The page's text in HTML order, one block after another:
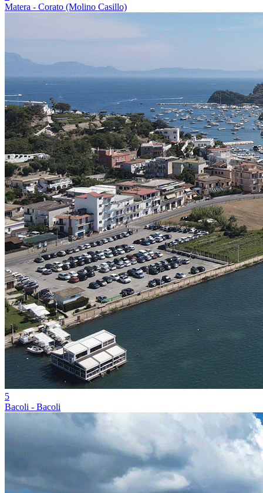
Matera - Corato (Molino Casillo)
5
Bacoli - Bacoli